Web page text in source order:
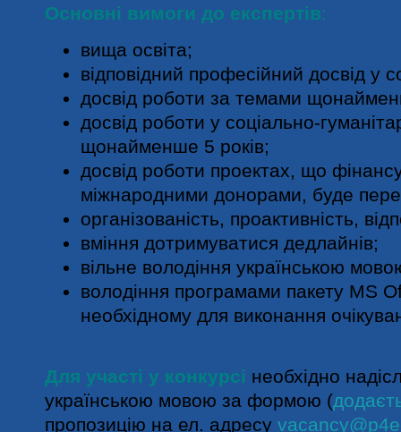
Основні вимоги до експертів:
вища освіта;
відповідний професійний досвід у
досвід роботи за темами
досвід роботи у соціально-
щонайменше 5 років;
досвід роботи проектах, що
міжнародними донорами, буде
організованість, проактивність,
вміння дотримуватися дедлайнів;
вільне володіння українською
володіння програмами пакету MS
необхідному для виконання
Для участі у конкурсі необхідно
українською мовою за формою (
пропозицію на ел. адресу